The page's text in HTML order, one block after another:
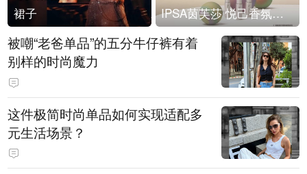
裙子 IPSA茵芙莎 悦己香氛凝露上市
被嘲“老爸单品”的五分牛仔裤有着
别样的时尚魔力
这件极简时尚单品如何实现适配多
元生活场景？